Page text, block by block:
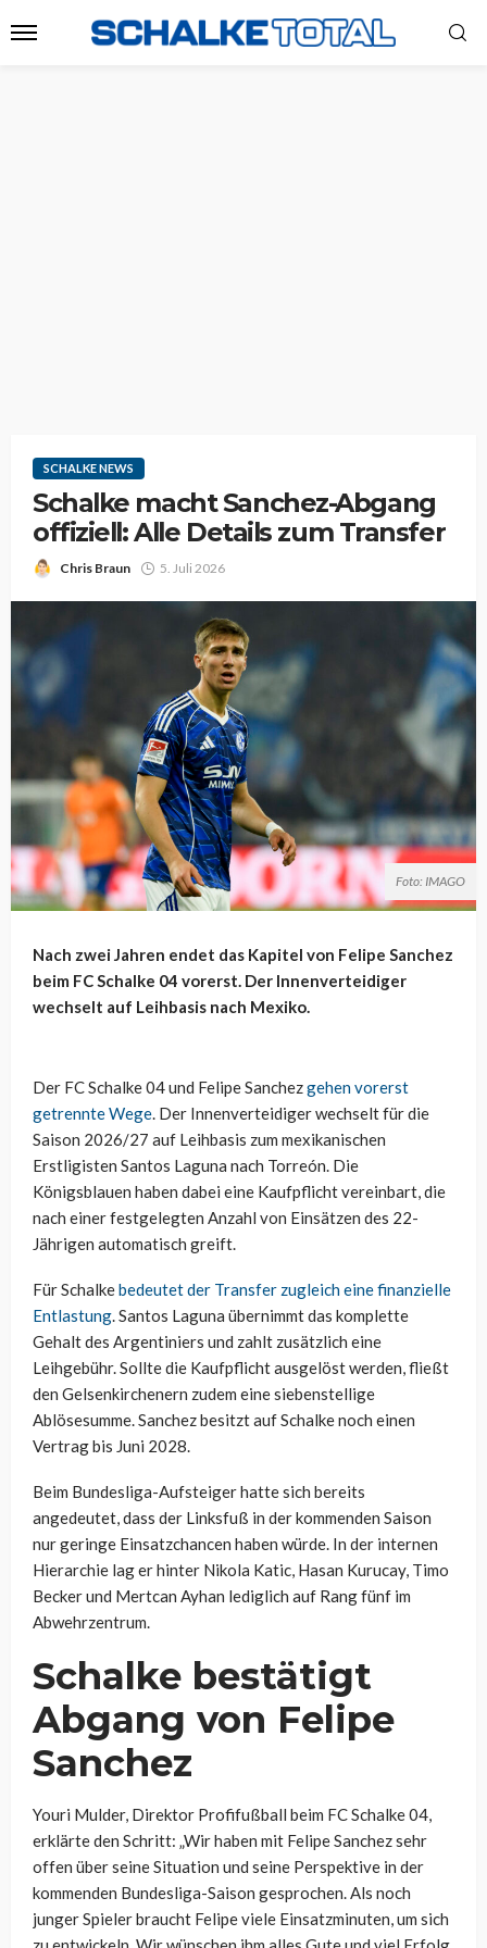
SCHALKE NEWS
Schalke macht Sanchez-Abgang
offiziell: Alle Details zum Transfer
Chris Braun 5. Juli 2026
Foto: IMAGO
Nach zwei Jahren endet das Kapitel von Felipe Sanchez
beim FC Schalke 04 vorerst. Der Innenverteidiger
wechselt auf Leihbasis nach Mexiko.
Der FC Schalke 04 und Felipe Sanchezgehen vorerst
getrennte Wege. Der Innenverteidiger wechselt für die
Saison 2026/27 auf Leihbasis zum mexikanischen
Erstligisten Santos Laguna nach Torreón. Die
Königsblauen haben dabei eine Kaufpflicht vereinbart, die
nach einer festgelegten Anzahl von Einsätzen des 22-
Jährigen automatisch greift.
Für Schalkebedeutet der Transfer zugleich eine finanzielle
Entlastung. Santos Laguna übernimmt das komplette
Gehalt des Argentiniers und zahlt zusätzlich eine
Leihgebühr. Sollte die Kaufpflicht ausgelöst werden, fließt
den Gelsenkirchenern zudem eine siebenstellige
Ablösesumme. Sanchez besitzt auf Schalke noch einen
Vertrag bis Juni 2028.
Beim Bundesliga-Aufsteiger hatte sich bereits
angedeutet, dass der Linksfuß in der kommenden Saison
nur geringe Einsatzchancen haben würde. In der internen
Hierarchie lag er hinter Nikola Katic, Hasan Kurucay, Timo
Becker und Mertcan Ayhan lediglich auf Rang fünf im
Abwehrzentrum.
Schalke bestätigt
Abgang von Felipe
Sanchez
Youri Mulder, Direktor Profifußball beim FC Schalke 04,
erklärte den Schritt: „Wir haben mit Felipe Sanchez sehr
offen über seine Situation und seine Perspektive in der
kommenden Bundesliga-Saison gesprochen. Als noch
junger Spieler braucht Felipe viele Einsatzminuten, um sich